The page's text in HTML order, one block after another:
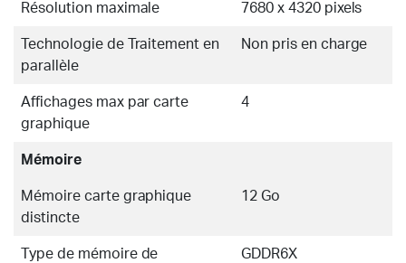
Résolution maximale 7680 x 4320 pixels
Technologie de Traitement en
parallèle
Non pris en charge
Affichages max par carte
graphique
4
Mémoire
Mémoire carte graphique
distincte
12 Go
Type de mémoire de
GDDR6X